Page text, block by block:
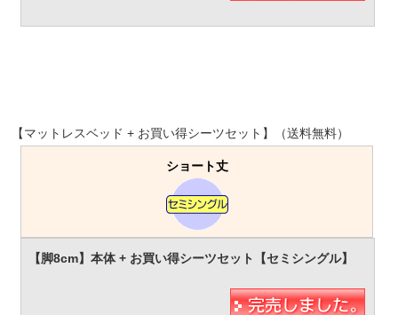
【マットレスベッド + お買い得シーツセット】（送料無料）
ショート丈